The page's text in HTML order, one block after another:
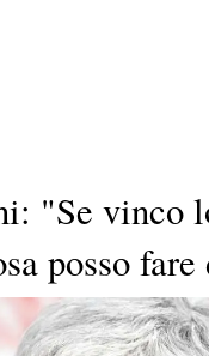
"Se vinco
posso